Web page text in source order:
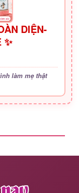
DIỆN-
làm mẹ thật